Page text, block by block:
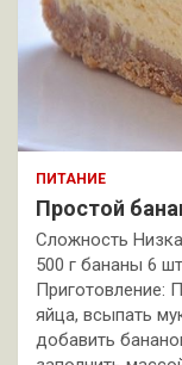
ПИТАНИЕ
Простой
Сложность
500 г бананы 6
Приготовление:
яйца, всыпать
добавить